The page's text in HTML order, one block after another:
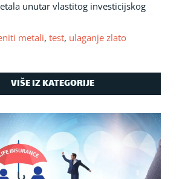
unutar vlastitog investicijskog
metali, test, ulaganje zlato
VIŠE IZ KATEGORIJE